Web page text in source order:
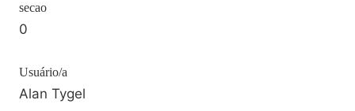
secao
0
Usuário/a
Alan Tygel